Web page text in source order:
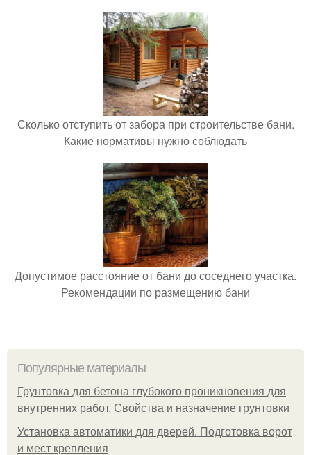
Сколько отступить от забора при строительстве бани.
Какие нормативы нужно соблюдать
Допустимое расстояние от бани до соседнего участка.
Рекомендации по размещению бани
Популярные материалы
Грунтовка для бетона глубокого проникновения для
внутренних работ. Свойства и назначение грунтовки
Установка автоматики для дверей. Подготовка ворот
и мест крепления